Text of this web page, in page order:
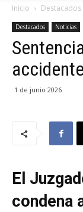
Inicio Destacados
Destacados Noticias
1 de junio 2026
El
condena